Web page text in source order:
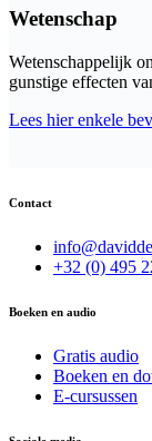
Wetenschap
Wetenschappelijk
gunstige effecten
Lees hier enkele
Contact
+32 (0) 495
Boeken en audio
Gratis audio
Boeken en
E-cursussen